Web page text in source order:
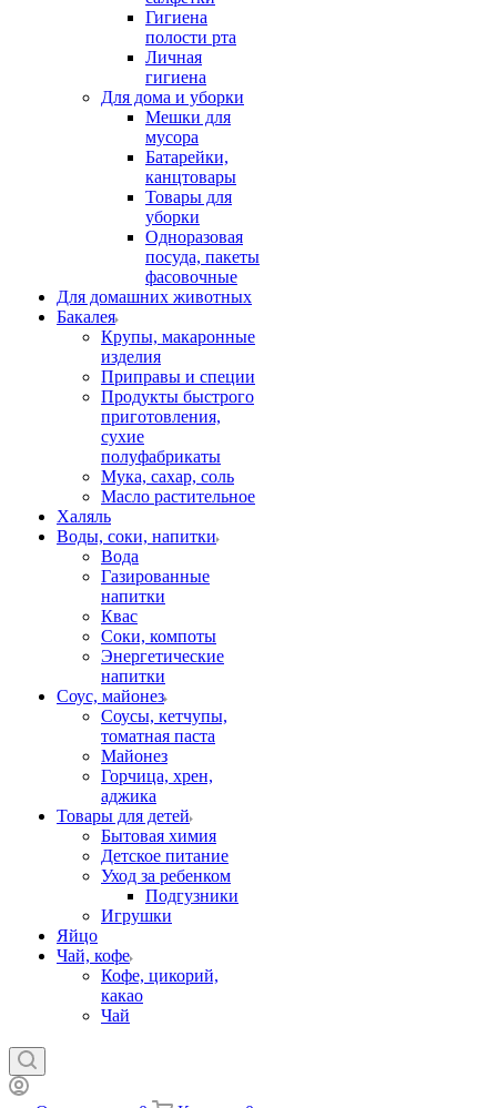
Гигиена
полости рта
Личная
гигиена
Для дома и уборки
Мешки для
мусора
Батарейки,
канцтовары
Товары для
уборки
Одноразовая
посуда, пакеты
фасовочные
Для домашних животных
Бакалея
Крупы, макаронные
изделия
Приправы и специи
Продукты быстрого
приготовления,
сухие
полуфабрикаты
Мука, сахар, соль
Масло растительное
Халяль
Воды, соки, напитки
Вода
Газированные
напитки
Квас
Соки, компоты
Энергетические
напитки
Соус, майонез
Соусы, кетчупы,
томатная паста
Майонез
Горчица, хрен,
аджика
Товары для детей
Бытовая химия
Детское питание
Уход за ребенком
Подгузники
Игрушки
Яйцо
Чай, кофе
Кофе, цикорий,
какао
Чай